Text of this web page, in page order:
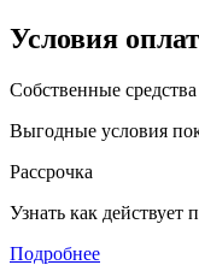
Условия
Собственные средства
Выгодные условия
Рассрочка
Узнать как действует
Подробнее